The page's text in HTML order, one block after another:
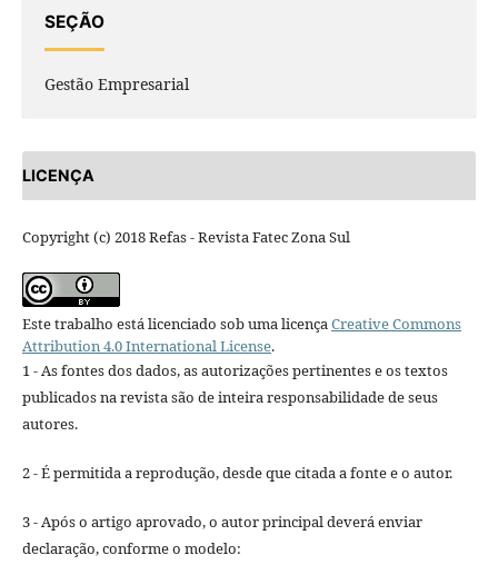
SEÇÃO
Gestão Empresarial
LICENÇA
Copyright (c) 2018 Refas - Revista Fatec Zona Sul
Este trabalho está licenciado sob uma licença Creative Commons
Attribution 4.0 International License.
1 - As fontes dos dados, as autorizações pertinentes e os textos
publicados na revista são de inteira responsabilidade de seus
autores.
2 - É permitida a reprodução, desde que citada a fonte e o autor.
3 - Após o artigo aprovado, o autor principal deverá enviar
declaração, conforme o modelo: